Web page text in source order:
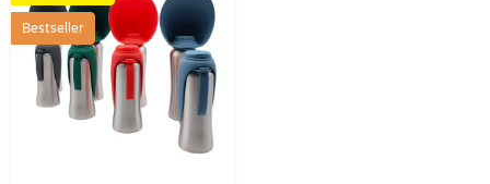
Bestseller